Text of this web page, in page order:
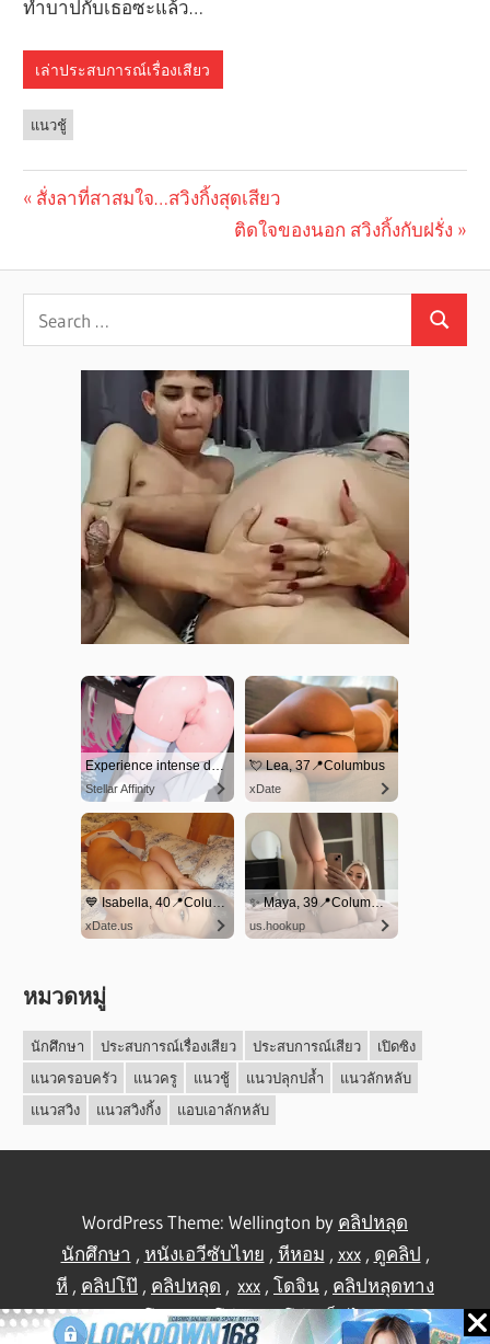
เล่าประสบการณ์เรื่องเสียว
แนวชู้
navigation
Previous
สั่งลาที่สาสมใจ…สวิงกิ้งสุดเสียว
Next
ติดใจของนอก สวิงกิ้งกับฝรั่ง
หมวดหมู่
นักศึกษา ประสบการณ์เรื่องเสียว ประสบการณ์เสียว
เปิดซิง
แนวครอบครัว
แนวครู แนวชู้ แนวปลุกปล้ำ
แนวลักหลับ
แนวสวิง
แนวสวิงกิ้ง แอบเอาลักหลับ
WordPress Theme: Wellington by คลิปหลุด
นักศึกษา , หนังเอวีซับไทย , หีหอม , xxx, ดูคลิป ,
หี , คลิปโป๊ , คลิปหลุด , xxx , โดจิน , คลิปหลุดทาง
บ้าน ,คลิปโป้ ,คลิปโป๊,คลิปโป๊,เย็ดไทย,คลิป